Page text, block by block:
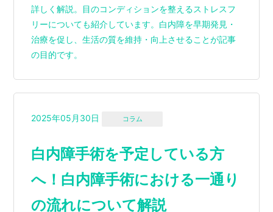
詳しく解説。目のコンディションを整えるストレスフ
リーについても紹介しています。白内障を早期発見・
治療を促し、生活の質を維持・向上させることが記事
の目的です。
2025年05月30日 コラム
白内障手術を予定している方
へ！白内障手術における一通り
の流れについて解説